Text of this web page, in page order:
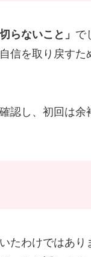
らないこと」 で
信を取り戻すた
認し、初回は余
たわけではあり